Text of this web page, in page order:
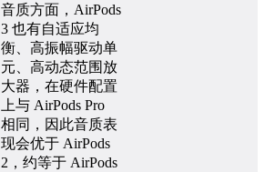
音质方面，AirPods
3 也有自适应均
衡、高振幅驱动单
元、高动态范围放
大器，在硬件配置
上与 AirPods Pro
相同，因此音质表
现会优于 AirPods
2，约等于 AirPods